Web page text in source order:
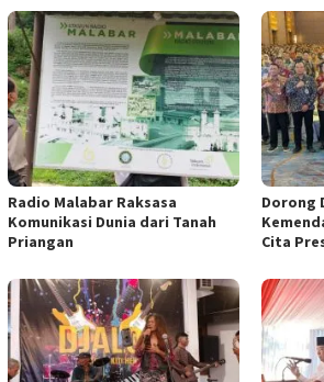
Radio Malabar Raksasa
Komunikasi Dunia dari Tanah
Priangan
Dorong
Cita